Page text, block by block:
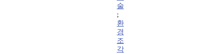
술
;
환
경
조
각